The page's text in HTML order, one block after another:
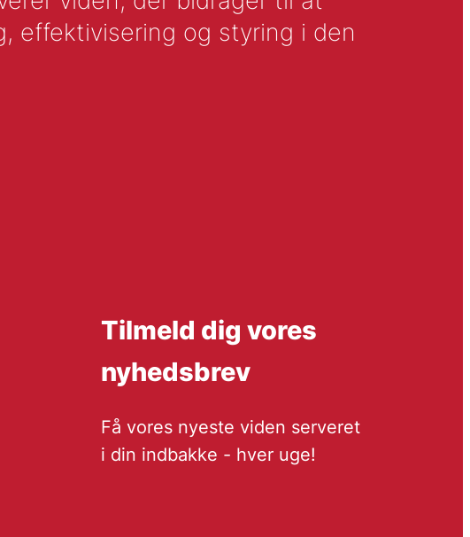
effektivisering og styring i den
Tilmeld dig vores
nyhedsbrev
Få vores nyeste viden serveret
i din indbakke - hver uge!